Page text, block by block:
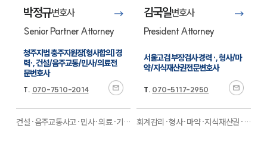
소식/자료
언론보도
공지사항
법률 블로그
법률서식
뉴스레터/브로슈어
세미나
박정규변호사
Senior Partner Attorney
청주지법 충주지원장[형사합의] 경
력·, 건설/음주교통/민사/의료전
문변호사
T. 070-7510-2014
건설·음주교통사고·민사·의료·기업
김국일변호사
President Attorney
서울고검 부장검사 경력 ·, 형사/마
약/지식재산권전문변호사
T. 070-5117-2950
회계감리·형사·마약·지식재산권·기